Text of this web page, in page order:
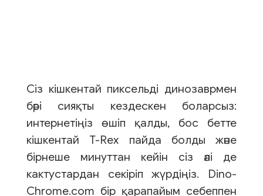
Сіз кішкентай пиксельді динозаврмен
бәрі сияқты кездескен боларсыз:
интернетіңіз өшіп қалды, бос бетте
кішкентай T-Rex пайда болды және
бірнеше минуттан кейін сіз әлі де
кактустардан секіріп жүрдіңіз. Dino-
Chrome.com бір қарапайым себеппен